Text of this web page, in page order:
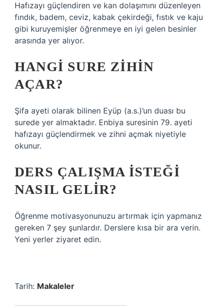
Hafızayı güçlendiren ve kan dolaşımını düzenleyen
fındık, badem, ceviz, kabak çekirdeği, fıstık ve kaju
gibi kuruyemişler öğrenmeye en iyi gelen besinler
arasında yer alıyor.
HANGI SURE ZIHIN
AÇAR?
Şifa ayeti olarak bilinen Eyüp (a.s.)’un duası bu
surede yer almaktadır. Enbiya suresinin 79. ayeti
hafızayı güçlendirmek ve zihni açmak niyetiyle
okunur.
DERS ÇALIŞMA ISTEĞI
NASIL GELIR?
Öğrenme motivasyonunuzu artırmak için yapmanız
gereken 7 şey şunlardır. Derslere kısa bir ara verin.
Yeni yerler ziyaret edin.
Tarih: Makaleler